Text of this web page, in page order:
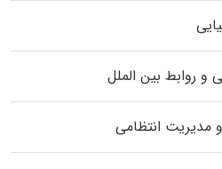
و روابط بین الملل
مدیریت انتظامی